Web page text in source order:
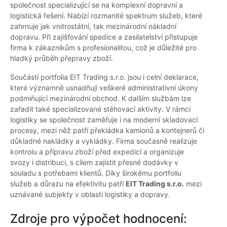
společnost specializující se na komplexní dopravní a
logistická řešení. Nabízí rozmanité spektrum služeb, které
zahrnuje jak vnitrostátní, tak mezinárodní nákladní
dopravu. Při zajišťování spedice a zasílatelství přistupuje
firma k zákazníkům s profesionalitou, což je důležité pro
hladký průběh přepravy zboží.
Součástí portfolia EIT Trading s.r.o. jsou i celní deklarace,
které významně usnadňují veškeré administrativní úkony
podmiňující mezinárodní obchod. K dalším službám lze
zařadit také specializované stěhovací aktivity. V rámci
logistiky se společnost zaměřuje i na moderní skladovací
procesy, mezi něž patří překládka kamionů a kontejnerů či
důkladné nakládky a vykládky. Firma současně realizuje
kontrolu a přípravu zboží před expedicí a organizuje
svozy i distribuci, s cílem zajistit přesné dodávky v
souladu s potřebami klientů. Díky širokému portfoliu
služeb a důrazu na efektivitu patří EIT Trading s.r.o. mezi
uznávané subjekty v oblasti logistiky a dopravy.
Zdroje pro výpočet hodnocení: